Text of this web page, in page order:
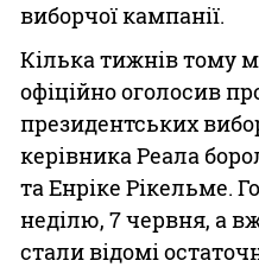
виборчої кампанії.
Кілька тижнів тому
офіційно оголосив
президентських
керівника Реала
та Енріке Рікельме.
неділю, 7 червня, а
стали відомі